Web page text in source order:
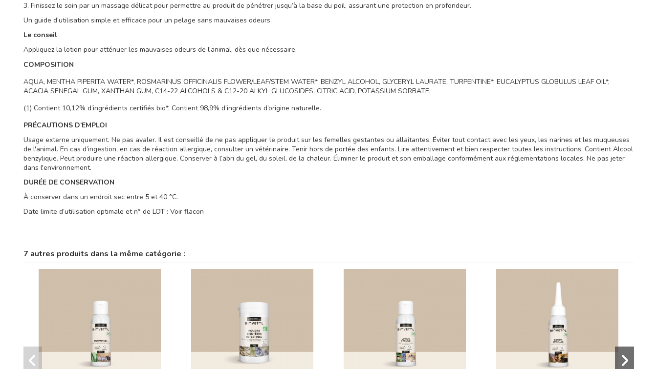
3. Finissez le soin par un massage délicat pour permettre au produit de pénétrer jusqu’à la base du poil, assurant une protection en profondeur.
Un guide d’utilisation simple et efficace pour un pelage sans mauvaises odeurs.
Le conseil
Appliquez la lotion pour atténuer les mauvaises odeurs de l’animal, dès que nécessaire.
COMPOSITION
AQUA, MENTHA PIPERITA WATER*, ROSMARINUS OFFICINALIS FLOWER/LEAF/STEM WATER*, BENZYL ALCOHOL, GLYCERYL LAURATE, TURPENTINE*, EUCALYPTUS GLOBULUS LEAF OIL*,
ACACIA SENEGAL GUM, XANTHAN GUM, C14-22 ALCOHOLS & C12-20 ALKYL GLUCOSIDES, CITRIC ACID, POTASSIUM SORBATE.
(1) Contient 10,12% d’ingrédients certifiés bio*. Contient 98,9% d’ingrédients d’origine naturelle.
PRÉCAUTIONS D’EMPLOI
Usage externe uniquement. Ne pas avaler. Il est conseillé de ne pas appliquer le produit sur les femelles gestantes ou allaitantes. Éviter tout contact avec les yeux, les narines et les muqueuses
de l'animal. En cas d’ingestion, en cas de réaction allergique, consulter un vétérinaire. Tenir hors de portée des enfants. Lire attentivement et bien respecter toutes les instructions. Contient Alcool
benzylique. Peut produire une réaction allergique. Conserver à l’abri du gel, du soleil, de la chaleur. Éliminer le produit et son emballage conformément aux réglementations locales. Ne pas jeter
dans l'environnement.
DURÉE DE CONSERVATION
À conserver dans un endroit sec entre 5 et 40 °C.
Date limite d’utilisation optimale et n° de LOT : Voir flacon
7 autres produits dans la même catégorie :